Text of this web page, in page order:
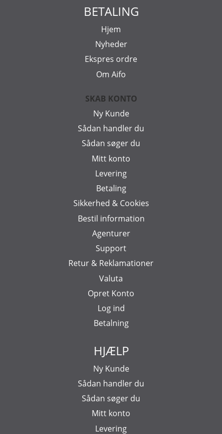
BETALING
Hjem
Nyheder
Ekspres ordre
Om Aifo
SKAB KONTO
Ny Kunde
Sådan handler du
Sådan søger du
Mitt konto
Levering
Betaling
Sikkerhed & Cookies
Bestil information
Agenturer
Support
Retur & Reklamationer
Valuta
Opret Konto
Log ind
Betalning
HJÆLP
Ny Kunde
Sådan handler du
Sådan søger du
Mitt konto
Levering